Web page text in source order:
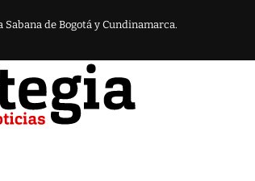
de Bogotá y Cundinamarca.